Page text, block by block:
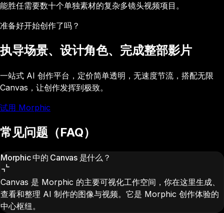
能胜任需要数十个单独素材的复杂多镜头视频项目。
准备好开始创作了吗？
执导场景、设计角色、完成整部影片
一站式 AI 创作平台，定价简单透明，无速度节流，搭配无限
Canvas，让创作发挥到极致。
试用 Morphic
常见问题（FAQ）
Morphic 中的 Canvas 是什么？
Canvas 是 Morphic 的主要可视化工作空间，你在这里生成、
查看和整理 AI 制作的图像与视频。它是 Morphic 创作体验的
中心枢纽。